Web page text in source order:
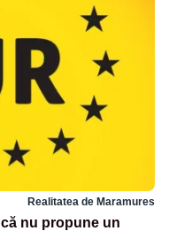
Realitatea de Maramures
nu propune un